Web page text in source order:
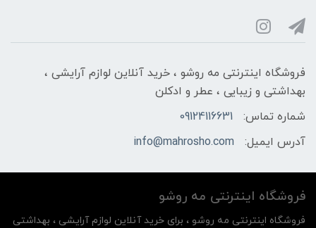
فروشگاه اینترنتی مه‌ رو‌شو ، خرید آنلاین لوازم آرایشی ،
بهداشتی و زیبایی ، عطر و ادکلن
شماره تماس:
09124116631
آدرس ایمیل:
info@mahrosho.com
فروشگاه اینترنتی مه‌ رو‌شو
فروشگاه اینترنتی مه‌ رو‌شو ، برای خرید آنلاین لوازم آرایشی ، بهداشتی